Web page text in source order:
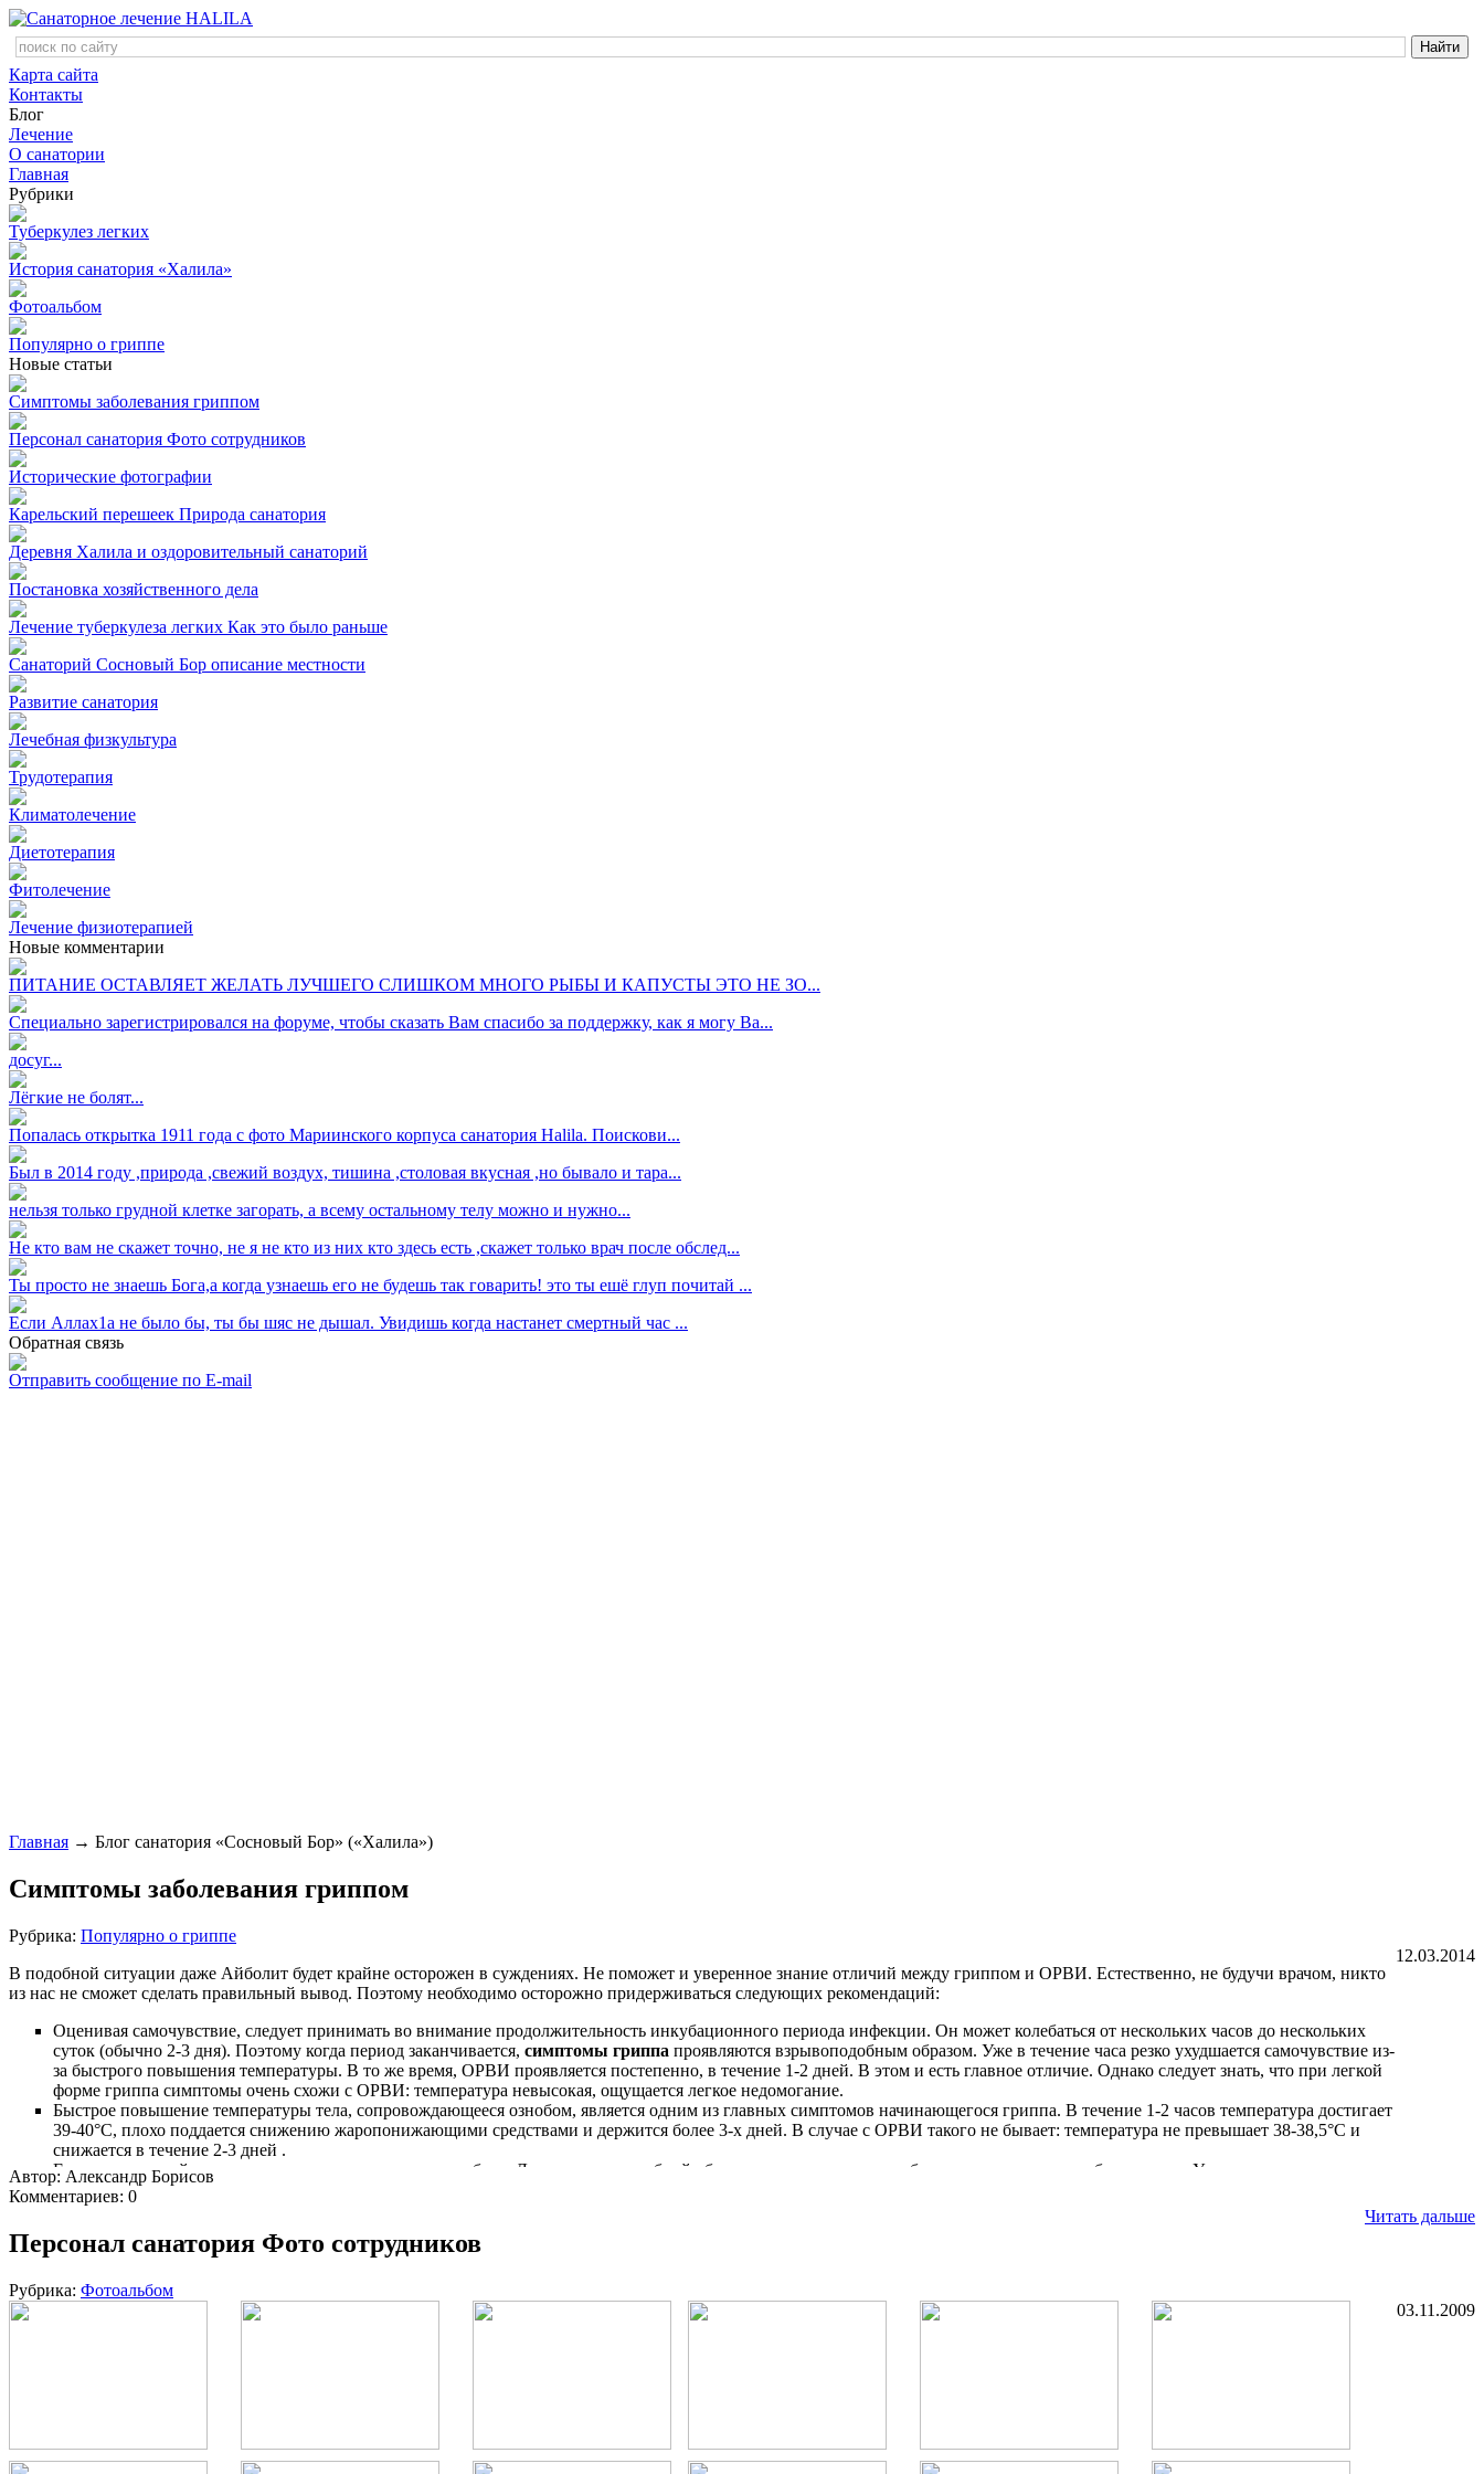
Карта сайта
Контакты
Блог
Лечение
О санатории
Главная
Рубрики
Туберкулез легких
История санатория «Халила»
Фотоальбом
Популярно о гриппе
Новые статьи
Симптомы заболевания гриппом
Персонал санатория Фото сотрудников
Исторические фотографии
Карельский перешеек Природа санатория
Деревня Халила и оздоровительный санаторий
Постановка хозяйственного дела
Лечение туберкулеза легких Как это было раньше
Санаторий Сосновый Бор описание местности
Развитие санатория
Лечебная физкультура
Трудотерапия
Климатолечение
Диетотерапия
Фитолечение
Лечение физиотерапией
Новые комментарии
ПИТАНИЕ ОСТАВЛЯЕТ ЖЕЛАТЬ ЛУЧШЕГО СЛИШКОМ МНОГО РЫБЫ И КАПУСТЫ ЭТО НЕ ЗО...
Специально зарегистрировался на форуме, чтобы сказать Вам спасибо за поддержку, как я могу Ва...
досуг...
Лёгкие не болят...
Попалась открытка 1911 года с фото Мариинского корпуса санатория Halila. Поискови...
Был в 2014 году ,природа ,свежий воздух, тишина ,столовая вкусная ,но бывало и тара...
нельзя только грудной клетке загорать, а всему остальному телу можно и нужно...
Не кто вам не скажет точно, не я не кто из них кто здесь есть ,скажет только врач после обслед...
Ты просто не знаешь Бога,а когда узнаешь его не будешь так говарить! это ты ешё глуп почитай ...
Если Аллах1а не было бы, ты бы шяс не дышал. Увидишь когда настанет смертный час ...
Обратная связь
Отправить сообщение по E-mail
Главная → Блог санатория «Сосновый Бор» («Халила»)
Симптомы заболевания гриппом
Рубрика: Популярно о гриппе
12.03.2014
В подобной ситуации даже Айболит будет крайне осторожен в суждениях. Не поможет и уверенное знание отличий между гриппом и ОРВИ. Естественно, не будучи врачом, никто
из нас не сможет сделать правильный вывод. Поэтому необходимо осторожно придерживаться следующих рекомендаций:
Оценивая самочувствие, следует принимать во внимание продолжительность инкубационного периода инфекции. Он может колебаться от нескольких часов до нескольких
суток (обычно 2-3 дня). Поэтому когда период заканчивается, симптомы гриппа проявляются взрывоподобным образом. Уже в течение часа резко ухудшается самочувствие из-
за быстрого повышения температуры. В то же время, ОРВИ проявляется постепенно, в течение 1-2 дней. В этом и есть главное отличие. Однако следует знать, что при легкой
форме гриппа симптомы очень схожи с ОРВИ: температура невысокая, ощущается легкое недомогание.
Быстрое повышение температуры тела, сопровождающееся ознобом, является одним из главных симптомов начинающегося гриппа. В течение 1-2 часов температура достигает
39-40°C, плохо поддается снижению жаропонижающими средствами и держится более 3-х дней. В случае с ОРВИ такого не бывает: температура не превышает 38-38,5°C и
снижается в течение 2-3 дней .
Еще один верный симптом гриппа – сильная головная боль. Локализуется в лобной области, в висках, возле надбровных дуг, часто за орбитами глаз. У простуженного
человека ярко выраженных болей нет.
У больных гриппом повышается чувствительность к яркому свету, к резким звукам, к холоду. Часто наблюдается боль при движении глаз.
Однако в них описаны далеко не все признаки гриппа. Симптомы во многом зависят от того, какую именно форму болезнь приняла для конкретного человека: легкую,
среднетяжелую, тяжелую или гипертоксическую.
Автор: Александр Борисов
Комментариев: 0
Читать дальше
Персонал санатория Фото сотрудников
Рубрика: Фотоальбом
03.11.2009